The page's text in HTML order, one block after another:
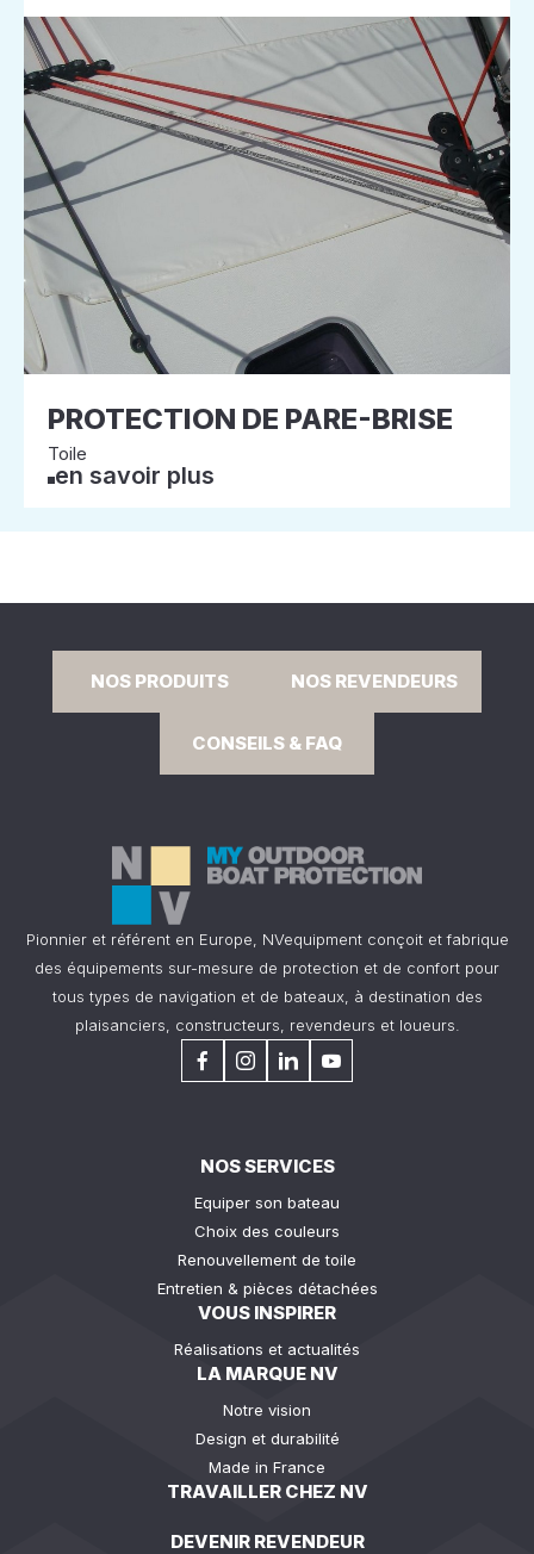
PROTECTION DE PARE-BRISE
Toile
en savoir plus
NOS PRODUITS NOS REVENDEURS
CONSEILS & FAQ
Pionnier et référent en Europe, NVequipment conçoit et fabrique
des équipements sur-mesure de protection et de confort pour
tous types de navigation et de bateaux, à destination des
plaisanciers, constructeurs, revendeurs et loueurs.
NOS SERVICES
Equiper son bateau
Choix des couleurs
Renouvellement de toile
Entretien & pièces détachées
VOUS INSPIRER
Réalisations et actualités
LA MARQUE NV
Notre vision
Design et durabilité
Made in France
TRAVAILLER CHEZ NV
DEVENIR REVENDEUR